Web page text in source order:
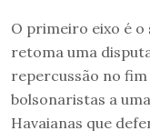
O primeiro eixo é o
retoma uma
repercussão no fim
bolsonaristas a
Havaianas que